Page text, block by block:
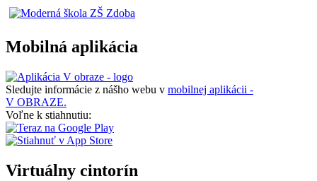
Mobilná aplikácia
Sledujte informácie z nášho webu v mobilnej aplikácii -
V OBRAZE.
Voľne k stiahnutiu:
Virtuálny cintorín